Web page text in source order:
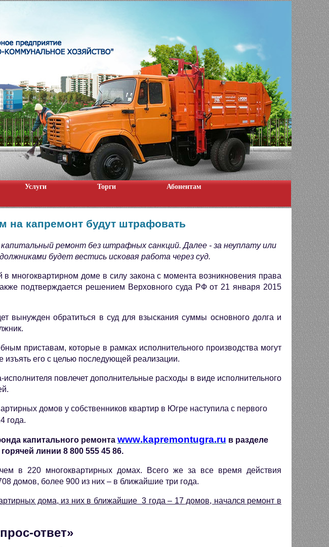
Услуги Торги
Абонентам
на капремонт будут штрафовать
ремонт без штрафных санкций. Далее - за неуплату или
будет вестись исковая работа через суд.
многоквартирном доме в силу закона с момента возникновения права
подтверждается решением Верховного суда РФ от 21 января 2015
вынужден обратиться в суд для взыскания суммы основного долга и
приставам, которые в рамках исполнительного производства могут
его с целью последующей реализации.
повлечет дополнительные расходы в виде исполнительного
домов у собственников квартир в Югре наступила с первого
года.
капитального ремонта www. kapremontugra.ru в разделе
линии 8 800 555 45 86.
в 220 многоквартирных домах. Всего же за все время действия
домов, более 900 из них – в ближайшие три года.
дома, из них в ближайшие 3 года – 17 домов, начался ремонт в
ответ»